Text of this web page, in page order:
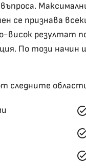
се признава
висок резултат
По този начин
следните